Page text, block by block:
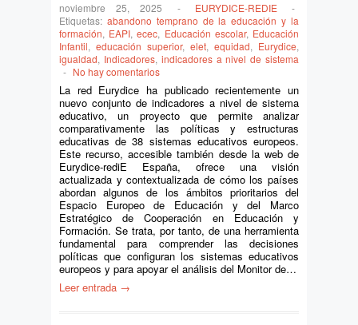
noviembre 25, 2025 - EURYDICE-REDIE
-
Etiquetas: abandono temprano de la educación y la
formación, EAPI,ecec, Educación escolar, Educación
Infantil, educación superior, elet, equidad, Eurydice,
igualdad, Indicadores, indicadores a nivel de sistema
- No hay comentarios
La red Eurydice ha publicado recientemente un
nuevo conjunto de indicadores a nivel de sistema
educativo, un proyecto que permite analizar
comparativamente las políticas y estructuras
educativas de 38 sistemas educativos europeos.
Este recurso, accesible también desde la web de
Eurydice-rediE España, ofrece una visión
actualizada y contextualizada de cómo los países
abordan algunos de los ámbitos prioritarios del
Espacio Europeo de Educación y del Marco
Estratégico de Cooperación en Educación y
Formación. Se trata, por tanto, de una herramienta
fundamental para comprender las decisiones
políticas que configuran los sistemas educativos
europeos y para apoyar el análisis del Monitor de…
Leer entrada →